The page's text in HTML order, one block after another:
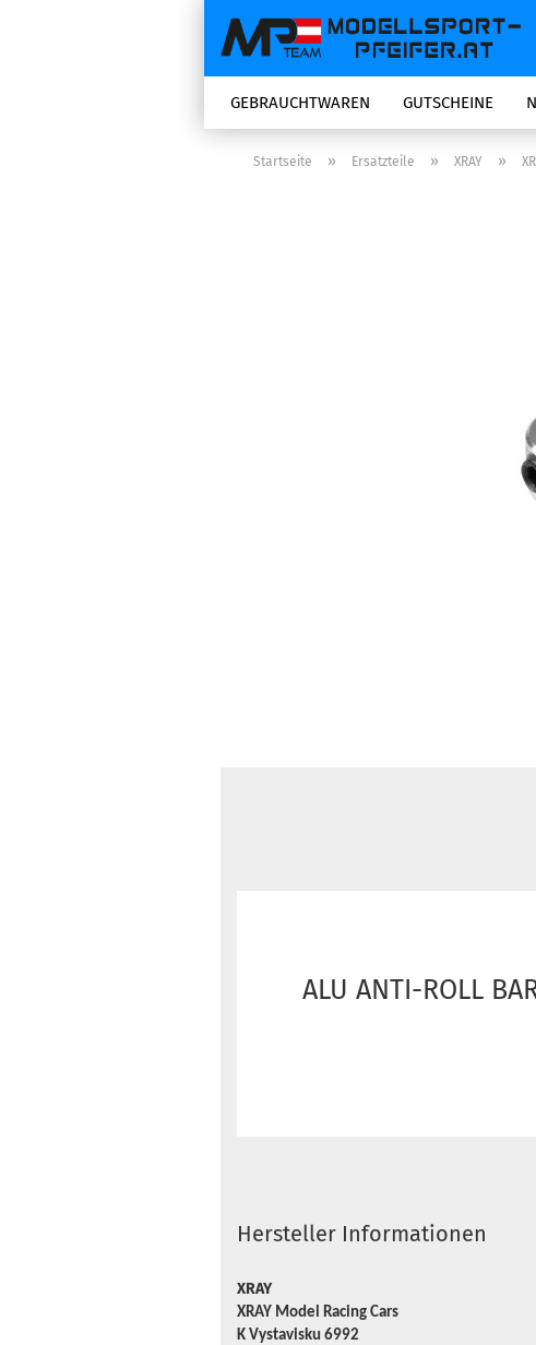
GEBRAUCHTWAREN GUTSCHEINE
Startseite » Ersatzteile » XRAY »
ALU ANTI-ROLL
Hersteller Informationen
XRAY
XRAY Model Racing Cars
K Vystavisku 6992